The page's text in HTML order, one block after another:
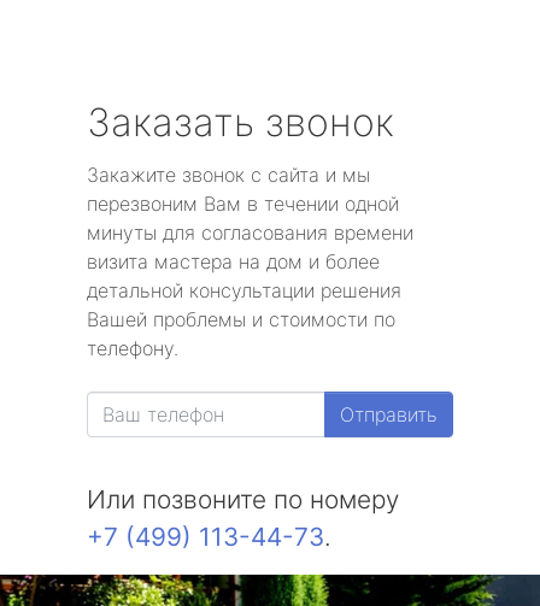
Заказать звонок
Закажите звонок с сайта и мы
перезвоним Вам в течении одной
минуты для согласования времени
визита мастера на дом и более
детальной консультации решения
Вашей проблемы и стоимости по
телефону.
Отправить
Или позвоните по номеру
+7 (499) 113-44-73.